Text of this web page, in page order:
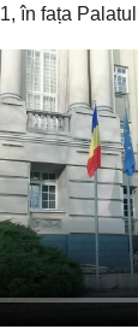
în fața